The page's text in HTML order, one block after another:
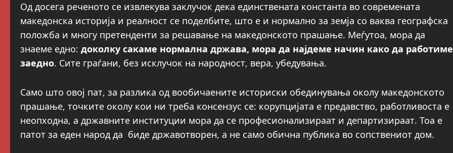
Од досега реченото се извлекува заклучок дека единствената константа во современата
македонска историја и реалност се поделбите, што е и нормално за земја со ваква географска
положба и многу претенденти за решавање на македонското прашање. Меѓутоа, мора да
знаеме едно: доколку сакаме нормална држава, мора да најдеме начин како да работиме
заедно. Сите граѓани, без исклучок на народност, вера, убедувања.
Само што овој пат, за разлика од вообичаените историски обединувања околу македонското
прашање, точките околу кои ни треба консензус се: корупцијата е предавство, работливоста е
неопходна, а државните институции мора да се професионализираат и департизираат. Тоа е
патот за еден народ да биде државотворен, а не само обична публика во сопствениот дом.